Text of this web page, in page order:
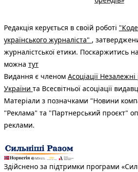
Редакція керується в своїй роботі
українського журналіста" ,
журналістської етики. Поскаржитись
можна тут
Видання є членом Асоціації
України та Всесвітньої асоціації
Матеріали з позначками "Новини
"Реклама" та "Партнерський проєкт"
реклами.
Здійснено за підтримки програми